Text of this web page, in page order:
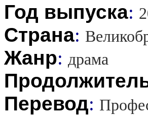
Год выпуска:
Страна:
Жанр: драма
Перевод: